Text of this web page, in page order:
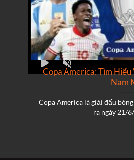
Copa America: Tìm
Nam
Copa America là giải đấu
ra ngày 21/